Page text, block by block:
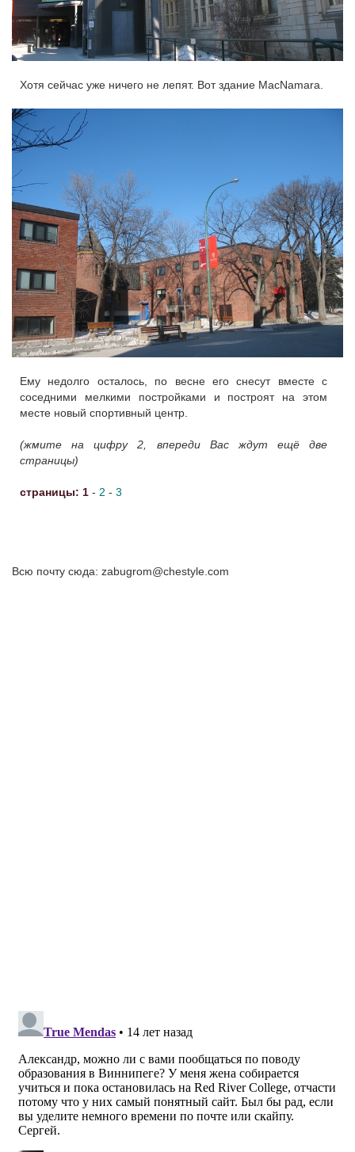
Хотя сейчас уже ничего не лепят. Вот здание MacNamara.
Ему недолго осталось, по весне его снесут вместе с
соседними мелкими постройками и построят на этом
месте новый спортивный центр.
(жмите на цифру 2, впереди Вас ждут ещё две
страницы)
страницы: 1 - 2 - 3
Всю почту сюда: zabugrom@chestyle.com